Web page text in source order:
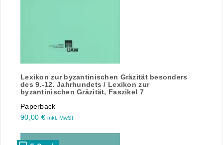
Lexikon zur byzantinischen Gräzität besonders
des 9.-12. Jahrhundets / Lexikon zur
byzantinischen Gräzität, Faszikel 7
Paperback
90,00 € inkl. MwSt.